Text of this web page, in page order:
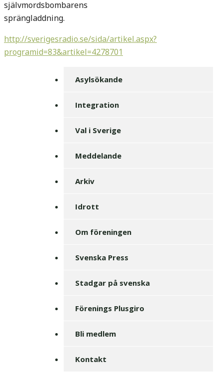
självmordsbombarens
sprängladdning.
http://sverigesradio.se/sida/artikel.aspx?
programid=83&artikel=4278701
Asylsökande
Integration
Val i Sverige
Meddelande
Arkiv
Idrott
Om föreningen
Svenska Press
Stadgar på svenska
Förenings Plusgiro
Bli medlem
Kontakt